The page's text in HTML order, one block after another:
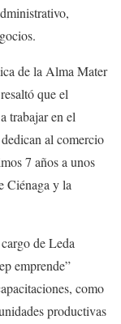
de la Alma Mater
que el
trabajar en el
al comercio
7 años a unos
Ciénaga y la
de Leda
emprende”
como
productivas